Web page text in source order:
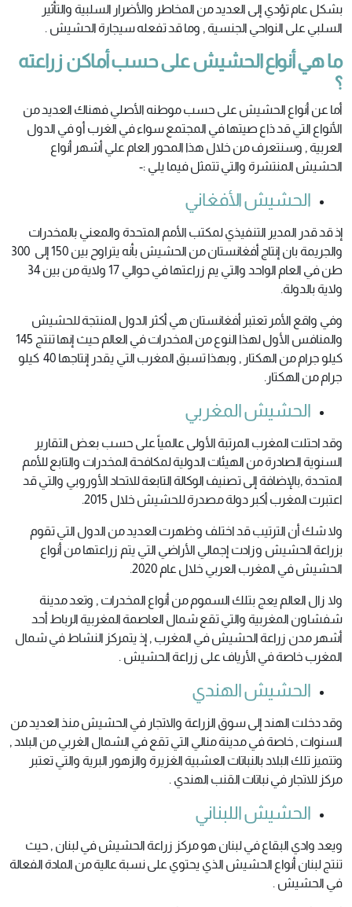
بشكل عام تؤدي إلى العديد من المخاطر والأضرار السلبية والتأثير
السلبي على النواحي الجنسية , وما قد تفعله سيجارة الحشيش .
ما هي أنواع الحشيش على حسب أماكن زراعته
؟
أما عن أنواع الحشيش على حسب موطنه الأصلي فهناك العديد من
الأنواع التي قد ذاع صيتها في المجتمع سواء في الغرب أو في الدول
العربية , وسنتعرف من خلال هذا المحور العام علي أشهر أنواع
الحشيش المنتشرة والتي تتمثل فيما يلي :-
الحشيش الأفغاني
إذ قد قدر المدير التنفيذي لمكتب الأمم المتحدة والمعني بالمخدرات
والجريمة بان إنتاج أفغانستان من الحشيش بأنه يتراوح بين 150 إلى 300
طن في العام الواحد والتي يم زراعتها في حوالي 17 ولاية من بين 34
ولاية بالدولة.
وفي واقع الأمر تعتبر أفغانستان هي أكثر الدول المنتجة للحشيش
والمنافس الأول لهذا النوع من المخدرات في العالم حيث إنها تنتج 145
كيلو جرام من الهكتار , وبهذا تسبق المغرب التي يقدر إنتاجها 40 كيلو
جرام من الهكتار.
الحشيش المغربي
وقد احتلت المغرب المرتبة الأولى عالمياً على حسب بعض التقارير
السنوية الصادرة من الهيئات الدولية لمكافحة المخدرات والتابع للأمم
المتحدة ,بالإضافة إلى تصنيف الوكالة التابعة للاتحاد الأوروبي والتي قد
اعتبرت المغرب أكبر دولة مصدرة للحشيش خلال 2015.
ولا شك أن الترتيب قد اختلف وظهرت العديد من الدول التي تقوم
بزراعة الحشيش وزادت إجمالي الأراضي التي يتم زراعتها من أنواع
الحشيش في المغرب العربي خلال عام 2020.
ولا زال العالم يعج بتلك السموم من أنواع المخدرات , وتعد مدينة
شفشاون المغربية والتي تقع شمال العاصمة المغربية الرباط أحد
أشهر مدن زراعة الحشيش في المغرب , إذ يتمركز النشاط في شمال
المغرب خاصة في الأرياف على زراعة الحشيش .
الحشيش الهندي
وقد دخلت الهند إلى سوق الزراعة والاتجار في الحشيش منذ العديد من
السنوات , خاصة في مدينة منالي التي تقع في الشمال الغربي من البلاد ,
وتتميز تلك البلاد بالنباتات العشبية الغزيرة والزهور البرية والتي تعتبر
مركز للاتجار في نباتات القنب الهندي .
الحشيش اللبناني
ويعد وادي البقاع في لبنان هو مركز زراعة الحشيش في لبنان , حيث
تنتج لبنان أنواع الحشيش الذي يحتوي على نسبة عالية من المادة الفعالة
في الحشيش .